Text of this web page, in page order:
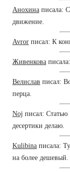
Анохина писала:
движение.
Avror писал: К
Живенкова
Велислав писал:
перца.
Noj писал:
десертики делаю.
Kulibina писала:
на более дешевый.